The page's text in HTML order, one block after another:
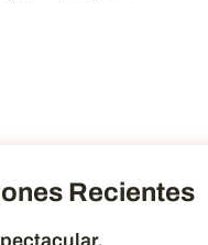
Recientes